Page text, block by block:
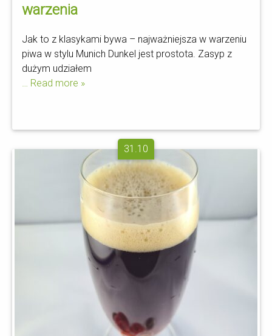
warzenia
Jak to z klasykami bywa – najważniejsza w warzeniu
piwa w stylu Munich Dunkel jest prostota. Zasyp z
dużym udziałem
… Read more »
31.10